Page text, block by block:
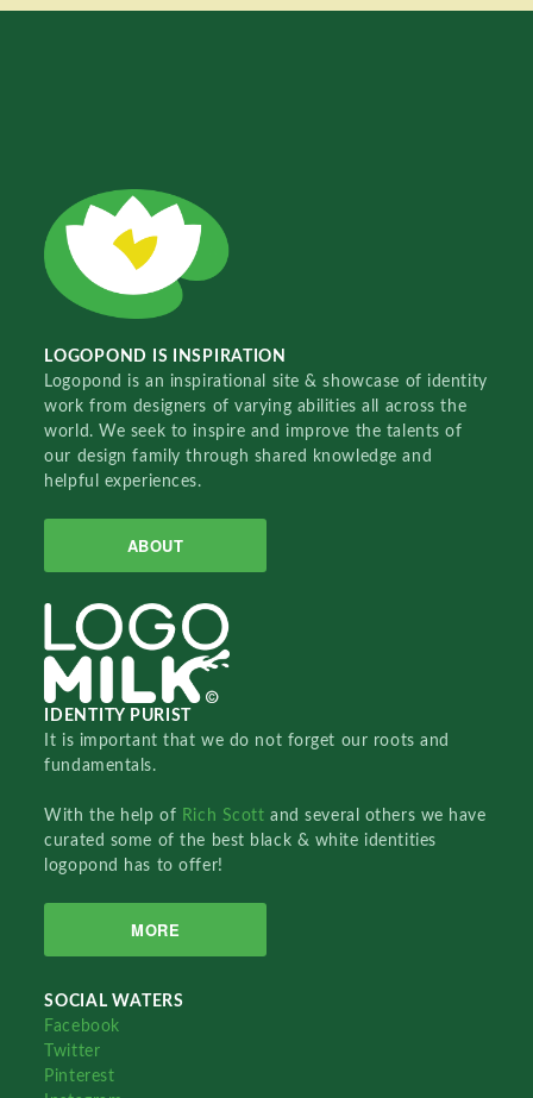
LOGOPOND IS INSPIRATION
Logopond is an inspirational site & showcase of identity
work from designers of varying abilities all across the
world. We seek to inspire and improve the talents of
our design family through shared knowledge and
helpful experiences.
ABOUT
IDENTITY PURIST
It is important that we do not forget our roots and
fundamentals.
With the help of Rich Scottand several others we have
curated some of the best black & white identities
logopond has to offer!
MORE
SOCIAL WATERS
Facebook
Twitter
Pinterest